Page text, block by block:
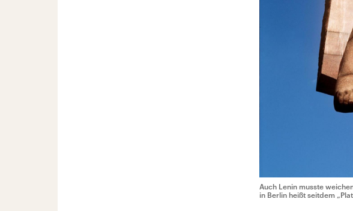
Auch Lenin musste
in Berlin heißt seitdem